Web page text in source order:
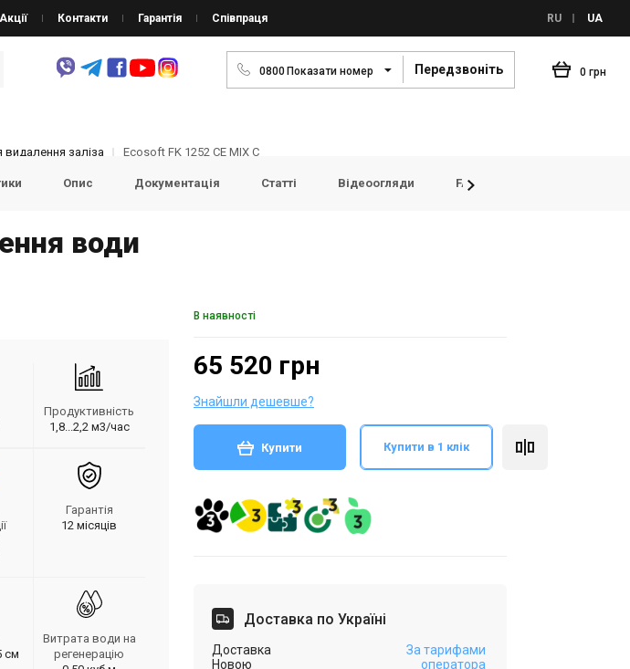
Акції Контакти Гарантія Співпраця RU UA
0800Показати номер Передзвоніть 0 грн
видалення заліза Ecosoft FK 1252 CE MIX C
Опис Документація Статті Відеоогляди FAQ
води
Продуктивність
1,8...2,2 м3/час
Гарантія
12 місяців
см
Витрата води на
регенерацію
В наявності
65 520 грн
Знайшли дешевше?
Купити Купити в 1 клік
Доставка по Україні
Доставка
Новою
За тарифами
оператора